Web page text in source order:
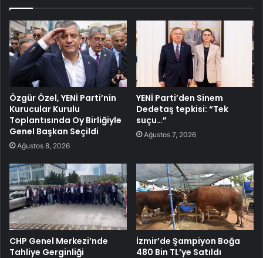
Özgür Özel, YENİ Parti’nin
Kurucular Kurulu
Toplantısında Oy Birliğiyle
Genel Başkan Seçildi
Ağustos 8, 2026
YENİ Parti’den Sinem
Dedetaş tepkisi: “Tek
suçu…”
Ağustos 7, 2026
CHP Genel Merkezi’nde
Tahliye Gerginliği
İzmir’de Şampiyon Boğa
480 Bin TL’ye Satıldı